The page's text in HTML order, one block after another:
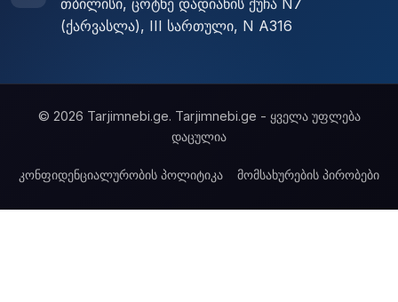
თბილისი, ცოტნე დადიანის ქუჩა N7
(ქარვასლა), III სართული, N A316
© 2026 Tarjimnebi.ge. Tarjimnebi.ge - ყველა უფლება
დაცულია
კონფიდენციალურობის პოლიტიკა მომსახურების პირობები